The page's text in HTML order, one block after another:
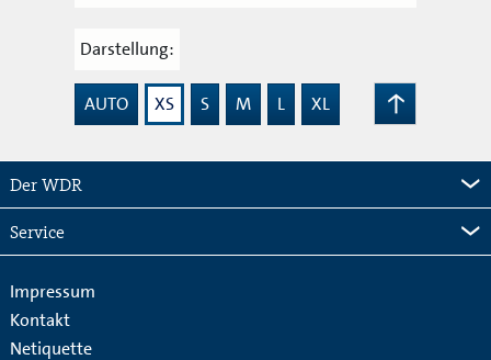
Darstellung:
AUTO XS S M L
XL
Zum
Der WDR
Service
Impressum
Kontakt
Netiquette